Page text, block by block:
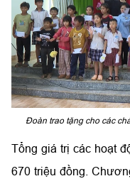
Đoàn trao tặng cho các
Tổng giá trị các hoạt
670 triệu đồng.